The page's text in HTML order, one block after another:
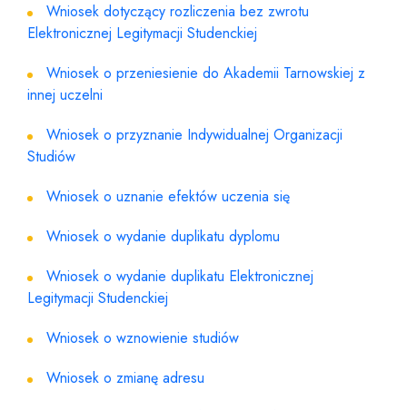
Wniosek dotyczący rozliczenia bez zwrotu
Elektronicznej Legitymacji Studenckiej
Wniosek o przeniesienie do Akademii Tarnowskiej z
innej uczelni
Wniosek o przyznanie Indywidualnej Organizacji
Studiów
Wniosek o uznanie efektów uczenia się
Wniosek o wydanie duplikatu dyplomu
Wniosek o wydanie duplikatu Elektronicznej
Legitymacji Studenckiej
Wniosek o wznowienie studiów
Wniosek o zmianę adresu